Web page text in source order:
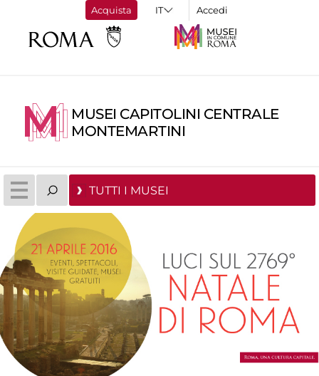
Acquista Accedi
MUSEI CAPITOLINI CENTRALE
MONTEMARTINI
TUTTI I MUSEI